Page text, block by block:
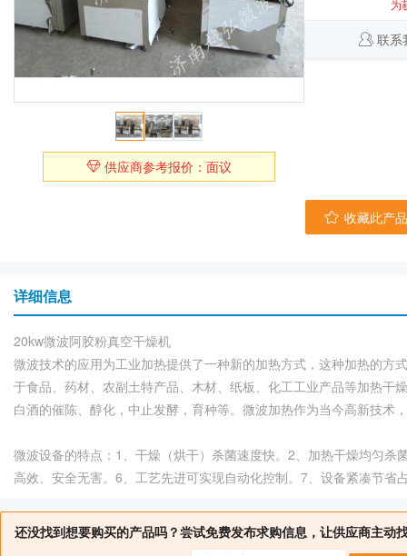
供应商参考报价：面议
为
联系
收藏此产品
详细信息
20kw微波阿胶粉真空干燥机
微波技术的应用为工业加热提供了一种新的加热方式，这种加热的
于食品、药材、农副土特产品、木材、纸板、化工工业产品等加热
白酒的催陈、醇化，中止发酵，育种等。微波加热作为当今高新技术
微波设备的特点：1、干燥（烘干）杀菌速度快。2、加热干燥均匀
高效、安全无害。6、工艺先进可实现自动化控制。7、设备紧凑节省
还没找到想要购买的产品吗？尝试免费发布求购信息，让供应商主动